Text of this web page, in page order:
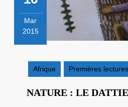
Mar
2015
2015
Afrique
Premières lectures
NATURE : LE